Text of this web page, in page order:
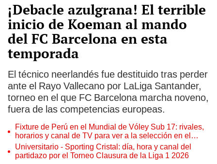
¡Debacle azulgrana! El terrible
inicio de Koeman al mando
del FC Barcelona en esta
temporada
El técnico neerlandés fue destituido tras perder
ante el Rayo Vallecano por LaLiga Santander,
torneo en el que FC Barcelona marcha noveno,
fuera de las competencias europeas.
Fixture de Perú en el Mundial de Vóley Sub 17: rivales,
horarios y canal de TV para ver a la selección en el
torneo
Universitario - Sporting Cristal: día, hora y canal del
partidazo por el Torneo Clausura de la Liga 1 2026